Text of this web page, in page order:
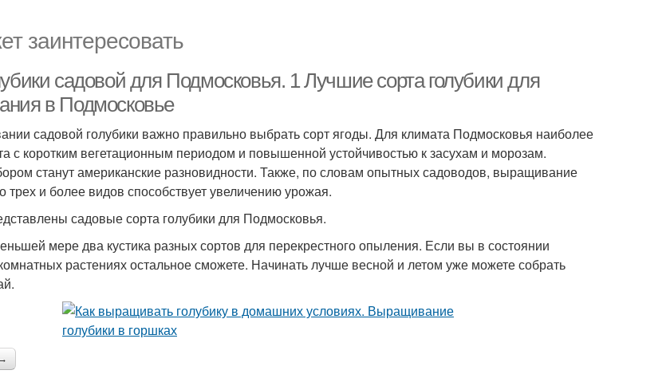
заинтересовать
садовой для Подмосковья. 1 Лучшие сорта голубики для
в Подмосковье
садовой голубики важно правильно выбрать сорт ягоды. Для климата Подмосковья наиболее
с коротким вегетационным периодом и повышенной устойчивостью к засухам и морозам.
станут американские разновидности. Также, по словам опытных садоводов, выращивание
трех и более видов способствует увеличению урожая.
садовые сорта голубики для Подмосковья.
мере два кустика разных сортов для перекрестного опыления. Если вы в состоянии
растениях остальное сможете. Начинать лучше весной и летом уже можете собрать